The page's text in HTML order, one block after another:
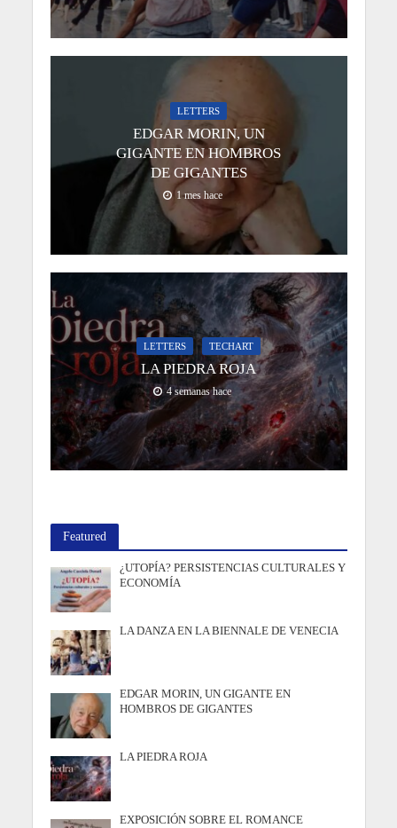
LETTERS
EDGAR MORIN, UN
GIGANTE EN HOMBROS
DE GIGANTES
1 mes hace
LETTERS TECHART
LA PIEDRA ROJA
4 semanas hace
Featured
¿UTOPÍA? PERSISTENCIAS CULTURALES Y
ECONOMÍA
LA DANZA EN LA BIENNALE DE VENECIA
EDGAR MORIN, UN GIGANTE EN
HOMBROS DE GIGANTES
LA PIEDRA ROJA
EXPOSICIÓN SOBRE EL ROMANCE